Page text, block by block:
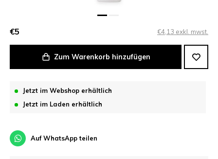
€5 €4,13 exkl. mwst.
Zum Warenkorb hinzufügen
Jetzt im Webshop erhältlich
Jetzt im Laden erhältlich
Auf WhatsApp teilen